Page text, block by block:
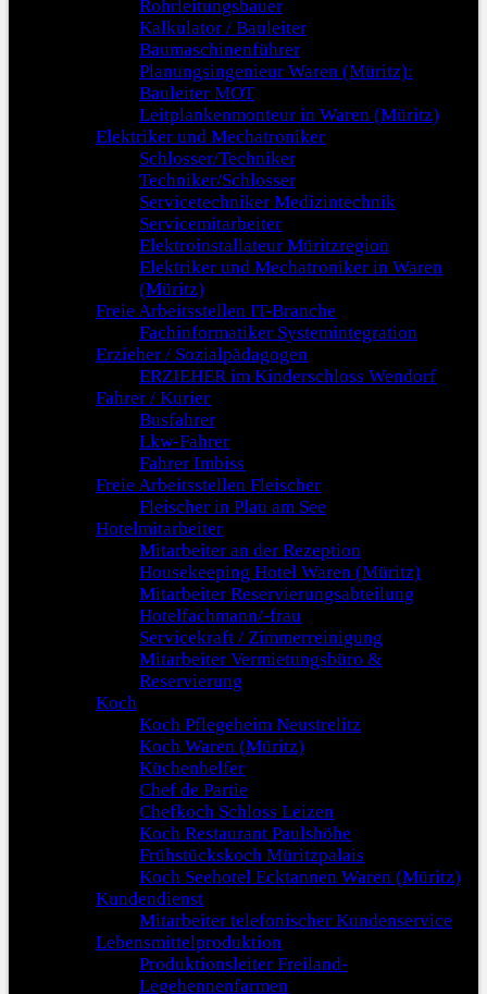
Rohrleitungsbauer
Kalkulator / Bauleiter
Baumaschinenführer
Planungsingenieur Waren (Müritz):
Bauleiter MOT
Leitplankenmonteur in Waren (Müritz)
Elektriker und Mechatroniker
Schlosser/Techniker
Techniker/Schlosser
Servicetechniker Medizintechnik
Servicemitarbeiter
Elektroinstallateur Müritzregion
Elektriker und Mechatroniker in Waren
(Müritz)
Freie Arbeitsstellen IT-Branche
Fachinformatiker Systemintegration
Erzieher / Sozialpädagogen
ERZIEHER im Kinderschloss Wendorf
Fahrer / Kurier
Busfahrer
Lkw-Fahrer
Fahrer Imbiss
Freie Arbeitsstellen Fleischer
Fleischer in Plau am See
Hotelmitarbeiter
Mitarbeiter an der Rezeption
Housekeeping Hotel Waren (Müritz)
Mitarbeiter Reservierungsabteilung
Hotelfachmann/-frau
Servicekraft / Zimmerreinigung
Mitarbeiter Vermietungsbüro &
Reservierung
Koch
Koch Pflegeheim Neustrelitz
Koch Waren (Müritz)
Küchenhelfer
Chef de Partie
Chefkoch Schloss Leizen
Koch Restaurant Paulshöhe
Frühstückskoch Müritzpalais
Koch Seehotel Ecktannen Waren (Müritz)
Kundendienst
Mitarbeiter telefonischer Kundenservice
Lebensmittelproduktion
Produktionsleiter Freiland-
Legehennenfarmen